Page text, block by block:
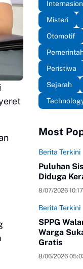
Misteri
Otomotif
Peristiwa
Sejarah
Most
Berita Terkini
Puluhan
Diduga
8/07/2026
Berita Terkini
SPPG
Warga
Gratis
8/06/2026